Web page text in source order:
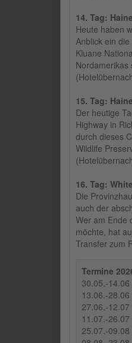
14. Tag:
Heute haben
Anblick ein
Kluane
Nordamerikas
15. Tag:
Der heutige
Highway in
durch dieses
Wildlife
16. Tag:
Die
auch der
Wer am Ende
möchte, hat
Transfer zum
Termine
30.05.-14.06
13.06.-28.06
27.06.-12.07
11.07.-26.07
25.07.-09.08